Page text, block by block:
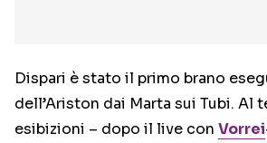
Dispari è stato il primo brano
dell’Ariston dai Marta sui Tubi. Al
esibizioni – dopo il live con Vorrei